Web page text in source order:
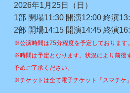
2026年1月25日（日）
1部 開場11:30 開演12:00 終演
2部 開場14:15 開演14:45 終演
※公演時間は75分程度を予定しております。
※時間は予定となります。状況により前後
予めご了承ください。
※チケットは全て電子チケット「スマチケ